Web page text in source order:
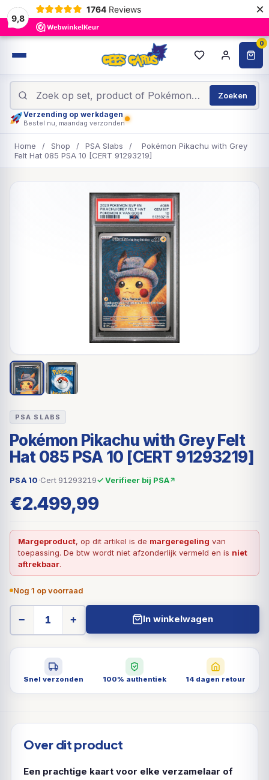
9,8
1764 Reviews ×
0
Zoeken
Verzending op werkdagen
Bestel nu, maandag verzonden
Home / Shop / PSA Slabs /
Pokémon Pikachu with Grey
Felt Hat 085 PSA 10 [CERT 91293219]
PSA SLABS
Pokémon Pikachu with Grey Felt
Hat 085 PSA 10 [CERT 91293219]
PSA 10·Cert 91293219✓ Verifieer bij PSA
€2.499,99
Margeproduct, op dit artikel is de margeregeling van
toepassing. De btw wordt niet afzonderlijk vermeld en is niet
aftrekbaar.
Nog 1 op voorraad
− + In winkelwagen
Snel verzonden 100% authentiek 14 dagen retour
Over dit product
Een prachtige kaart voor elke verzamelaar of